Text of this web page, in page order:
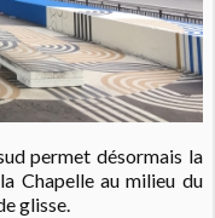
permet désormais la
Chapelle au milieu du
glisse.